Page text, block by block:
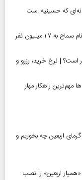
که حسینیه است
آغاز رسمی برنامه‌های اربعین ۱۴۰۵ در مرز‌ها | ثبت‌نام سماح به ۱.۷ میلیون نفر
بهشت زهرا (س) در سال ۱۴۰۵ چقدر است؟ | نرخ خرید، رزرو و
مهم‌ترین راهکار مهار
برای زائران اربعین ۱۴۰۵ | در گرمای اربعین چه بخوریم و
اربعین» را نصب